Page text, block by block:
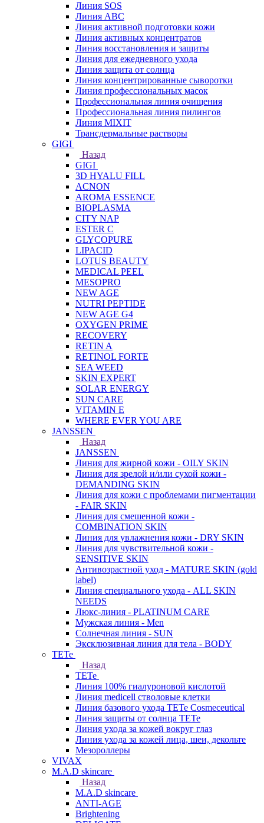
Линия SOS
Линия АВС
Линия активной подготовки кожи
Линия активных концентратов
Линия восстановления и защиты
Линия для ежедневного ухода
Линия защита от солнца
Линия концентрированные сыворотки
Линия профессиональных масок
Профессиональная линия очищения
Профессиональная линия пилингов
Линия MIXIT
Трансдермальные растворы
GIGI
Назад
GIGI
3D HYALU FILL
ACNON
AROMA ESSENCE
BIOPLASMA
CITY NAP
ESTER C
GLYCOPURE
LIPACID
LOTUS BEAUTY
MEDICAL PEEL
MESOPRO
NEW AGE
NUTRI PEPTIDE
NEW AGE G4
OXYGEN PRIME
RECOVERY
RETIN A
RETINOL FORTE
SEA WEED
SKIN EXPERT
SOLAR ENERGY
SUN CARE
VITAMIN E
WHERE EVER YOU ARE
JANSSEN
Назад
JANSSEN
Линия для жирной кожи - OILY SKIN
Линия для зрелой и/или сухой кожи -
DEMANDING SKIN
Линия для кожи с проблемами пигментации
- FAIR SKIN
Линия для смешенной кожи -
COMBINATION SKIN
Линия для увлажнения кожи - DRY SKIN
Линия для чувствительной кожи -
SENSITIVE SKIN
Антивозрастной уход - MATURE SKIN (gold
label)
Линия специального ухода - ALL SKIN
NEEDS
Люкс-линия - PLATINUM CARE
Мужская линия - Men
Солнечная линия - SUN
Эксклюзивная линия для тела - BODY
TETe
Назад
TETe
Линия 100% гиалуроновой кислотой
Линия medicell стволовые клетки
Линия базового ухода TETe Cosmeceutical
Линия защиты от солнца TETe
Линия ухода за кожей вокруг глаз
Линия ухода за кожей лица, шеи, декольте
Мезороллеры
VIVAX
M.A.D skincare
Назад
M.A.D skincare
ANTI-AGE
Brightening